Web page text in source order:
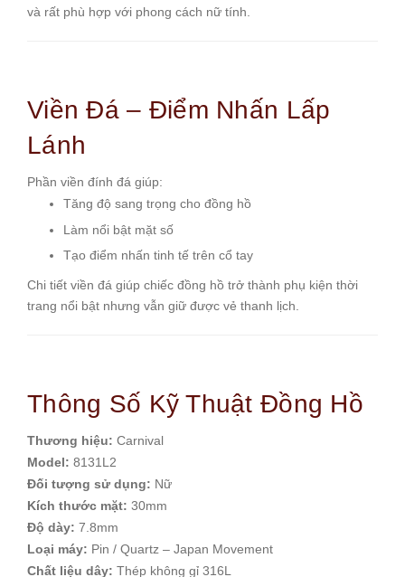
và rất phù hợp với phong cách nữ tính.
Viền Đá – Điểm Nhấn Lấp
Lánh
Phần viền đính đá giúp:
Tăng độ sang trọng cho đồng hồ
Làm nổi bật mặt số
Tạo điểm nhấn tinh tế trên cổ tay
Chi tiết viền đá giúp chiếc đồng hồ trở thành phụ kiện thời
trang nổi bật nhưng vẫn giữ được vẻ thanh lịch.
Thông Số Kỹ Thuật Đồng Hồ
Thương hiệu: Carnival
Model: 8131L2
Đối tượng sử dụng: Nữ
Kích thước mặt: 30mm
Độ dày: 7.8mm
Loại máy: Pin / Quartz – Japan Movement
Chất liệu dây: Thép không gỉ 316L